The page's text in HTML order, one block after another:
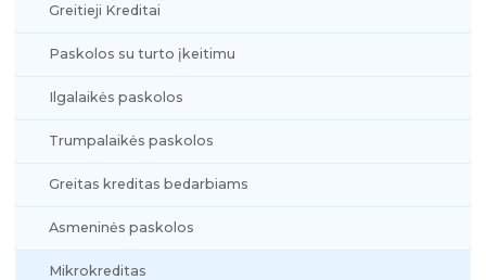
Greitieji Kreditai
Paskolos su turto įkeitimu
Ilgalaikės paskolos
Trumpalaikės paskolos
Greitas kreditas bedarbiams
Asmeninės paskolos
Mikrokreditas